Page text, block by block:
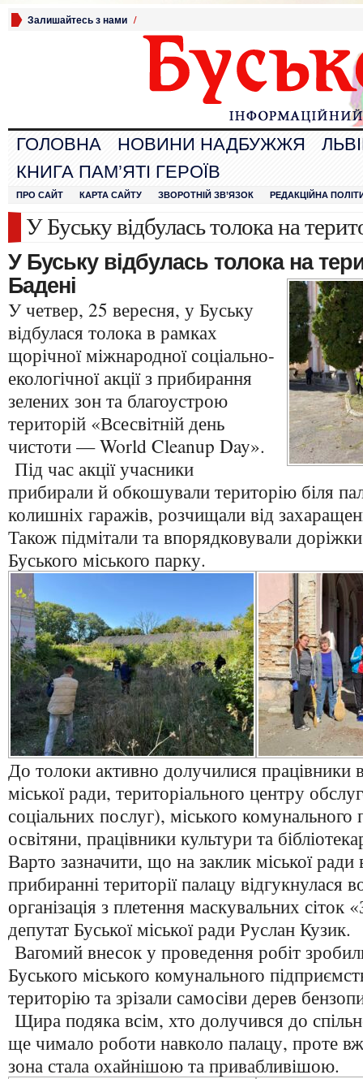
Залишайтесь з нами /
ГОЛОВНА НОВИНИ НАДБУЖЖЯ
КНИГА ПАМ’ЯТІ ГЕРОЇВ
ПРО САЙТ КАРТА САЙТУ ЗВОРОТНІЙ ЗВ’ЯЗОК РЕДАКЦІЙНА
У Буську відбулась толока на
У Буську відбулась толока на
Бадені
У четвер, 25 вересня, у Буську
відбулася толока в рамках
щорічної міжнародної соціально-
екологічної акції з прибирання
зелених зон та благоустрою
територій «Всесвітній день
чистоти — World Cleanup Day».
Під час акції учасники
прибирали й обкошували територію біля
колишніх гаражів, розчищали від
Також підмітали та впорядковували
Буського міського парку.
До толоки активно долучилися працівники
міської ради, територіального центру
соціальних послуг), міського комунального
освітяни, працівники культури та
Варто зазначити, що на заклик міської ради
прибиранні території палацу відгукнулася
організація з плетення маскувальних сіток
депутат Буської міської ради Руслан Кузик.
Вагомий внесок у проведення робіт
Буського міського комунального
територію та зрізали самосіви дерев
Щира подяка всім, хто долучився до
ще чимало роботи навколо палацу, проте
зона стала охайнішою та привабливішою.